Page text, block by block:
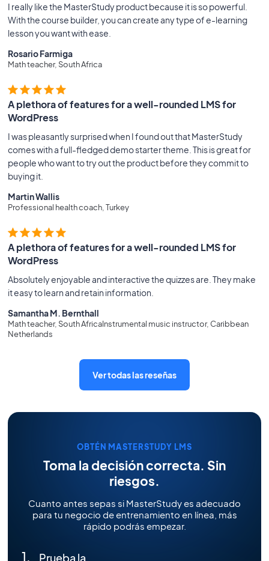
I really like the MasterStudy product because it is so powerful.
With the course builder, you can create any type of e-learning
lesson you want with ease.
Rosario Farmiga
Math teacher, South Africa
A plethora of features for a well-rounded LMS for
WordPress
I was pleasantly surprised when I found out that MasterStudy
comes with a full-fledged demo starter theme. This is great for
people who want to try out the product before they commit to
buying it.
Martin Wallis
Professional health coach, Turkey
A plethora of features for a well-rounded LMS for
WordPress
Absolutely enjoyable and interactive the quizzes are. They make
it easy to learn and retain information.
Samantha M. Bernthall
Math teacher, South AfricaInstrumental music instructor, Caribbean
Netherlands
Ver todas las reseñas
OBTÉN MASTERSTUDY LMS
Toma la decisión correcta. Sin
riesgos.
Cuanto antes sepas si MasterStudy es adecuado
para tu negocio de entrenamiento en línea, más
rápido podrás empezar.
Prueba la